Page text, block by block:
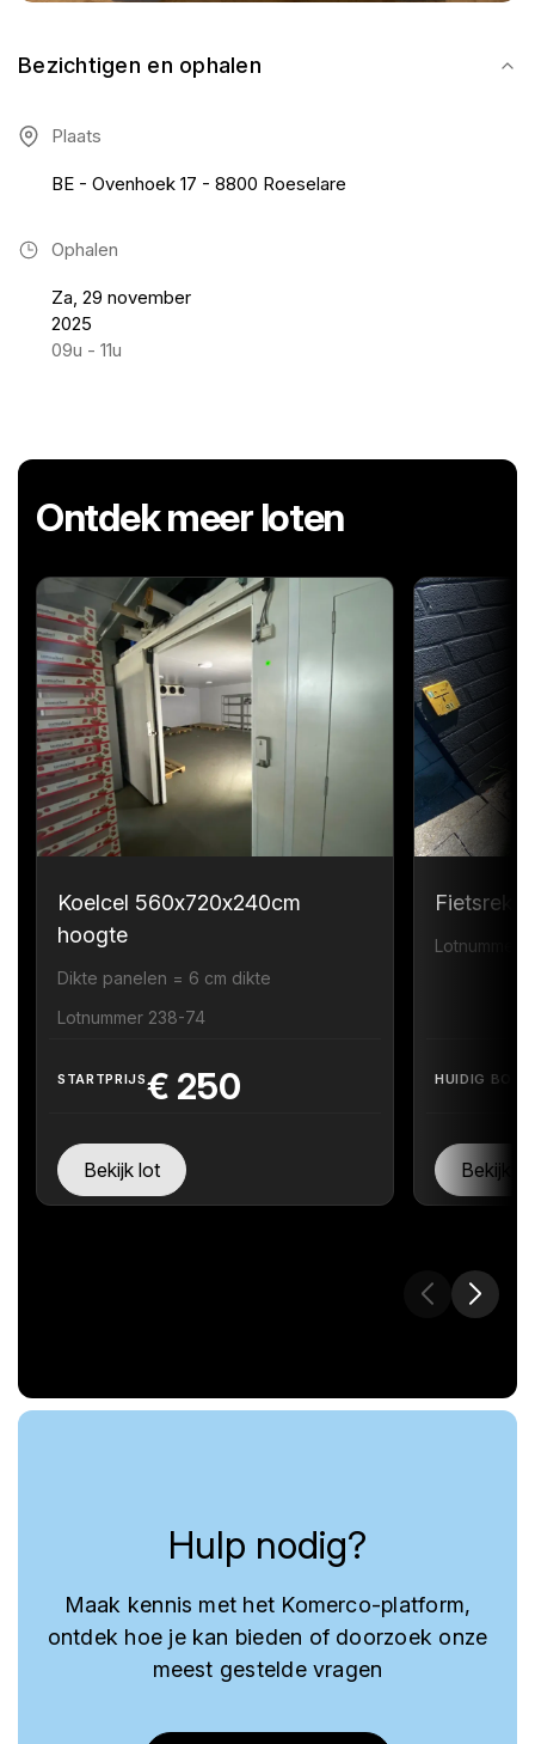
Bezichtigen en ophalen
Plaats
BE - Ovenhoek 17 - 8800 Roeselare
Ophalen
Za, 29 november
2025
09u - 11u
Ontdek meer loten
Koelcel 560x720x240cm
hoogte
Dikte panelen = 6 cm dikte
Lotnummer 238-74
STARTPRIJS€ 250
Bekijk lot
Fietsrek
Lotnummer
HUIDIG BOD
Bekijk
Hulp nodig?
Maak kennis met het Komerco-platform,
ontdek hoe je kan bieden of doorzoek onze
meest gestelde vragen